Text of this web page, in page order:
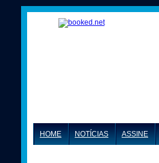
HOME NOTÍCIAS ASSINE